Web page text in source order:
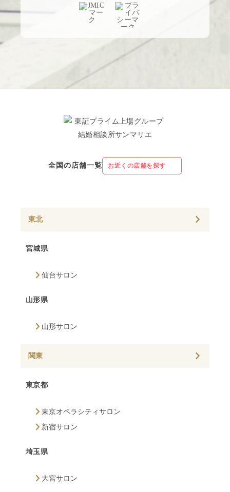
全国の店舗一覧 お近くの店舗を探す
東北
宮城県
仙台サロン
山形県
山形サロン
関東
東京都
東京オペラシティサロン
新宿サロン
埼玉県
大宮サロン